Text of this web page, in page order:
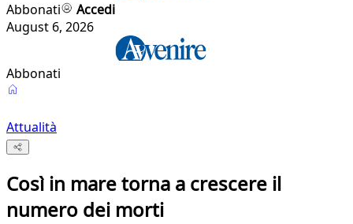
Abbonati
Accedi
August 6, 2026
Abbonati
Attualità
Così in mare torna a crescere il
numero dei morti